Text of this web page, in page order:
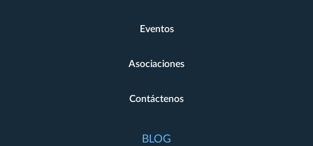
Eventos
Asociaciones
Contáctenos
BLOG